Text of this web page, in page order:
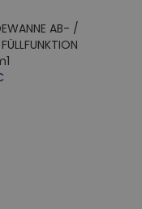
AB- /